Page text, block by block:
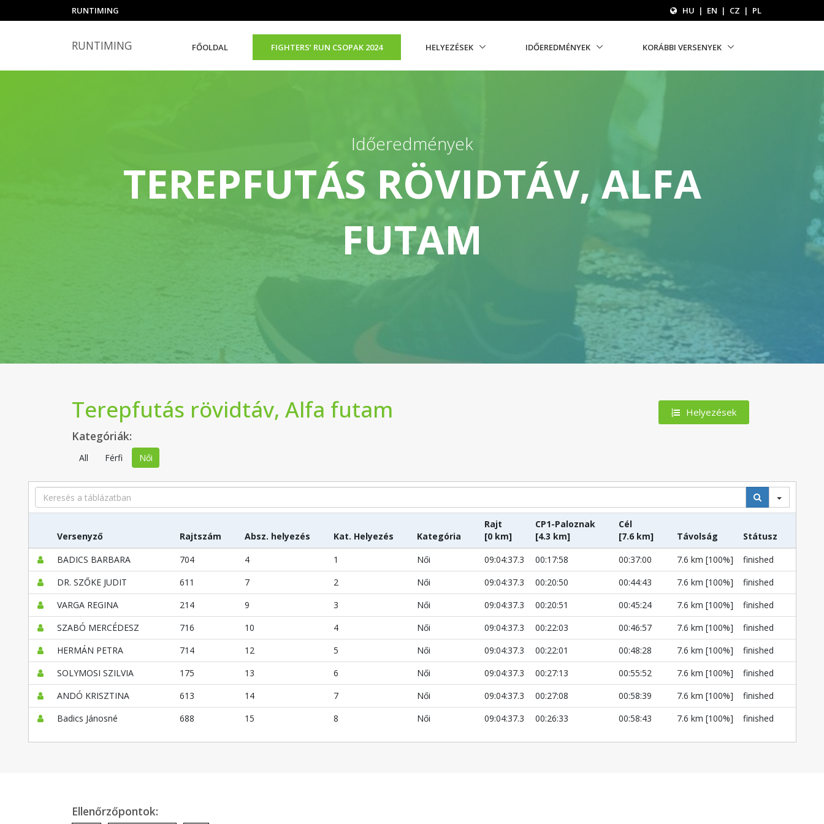
RUNTIMING HU | EN | CZ | PL
RUNTIMING FŐOLDAL FIGHTERS’ RUN CSOPAK 2024 HELYEZÉSEK IDŐEREDMÉNYEK KORÁBBI VERSENYEK
Időeredmények
TEREPFUTÁS RÖVIDTÁV, ALFA
FUTAM
Helyezések
Terepfutás rövidtáv, Alfa futam
Kategóriák:
All Férfi Női
Search
Versenyző Rajtszám Absz. helyezés Kat. Helyezés Kategória
Rajt
[0 km]
CP1-Paloznak
[4.3 km]
Cél
[7.6 km]
Távolság
Státusz
BADICS BARBARA
704 4 1 Női 09:04:37.3 00:17:58 00:37:00 7.6 km [100%]
finished
DR. SZŐKE JUDIT
611 7 2 Női 09:04:37.3 00:20:50 00:44:43 7.6 km [100%]
finished
VARGA REGINA
214 9 3 Női 09:04:37.3 00:20:51 00:45:24 7.6 km [100%]
finished
SZABÓ MERCÉDESZ
716 10 4 Női 09:04:37.3 00:22:03 00:46:57 7.6 km [100%]
finished
HERMÁN PETRA
714 12 5 Női 09:04:37.3 00:22:01 00:48:28 7.6 km [100%]
finished
SOLYMOSI SZILVIA
175 13 6 Női 09:04:37.3 00:27:13 00:55:52 7.6 km [100%]
finished
ANDÓ KRISZTINA
613 14 7 Női 09:04:37.3 00:27:08 00:58:39 7.6 km [100%]
finished
Badics Jánosné
688 15 8 Női 09:04:37.3 00:26:33 00:58:43 7.6 km [100%] finished
Ellenőrzőpontok: